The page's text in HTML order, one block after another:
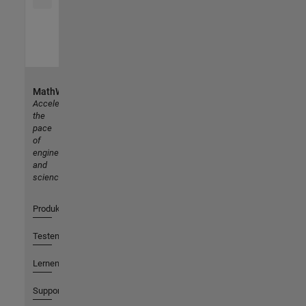
MathWorks
Accelerating
the
pace
of
engineering
and
science
Produkte
Testen oder Kaufen
Lernen
Support